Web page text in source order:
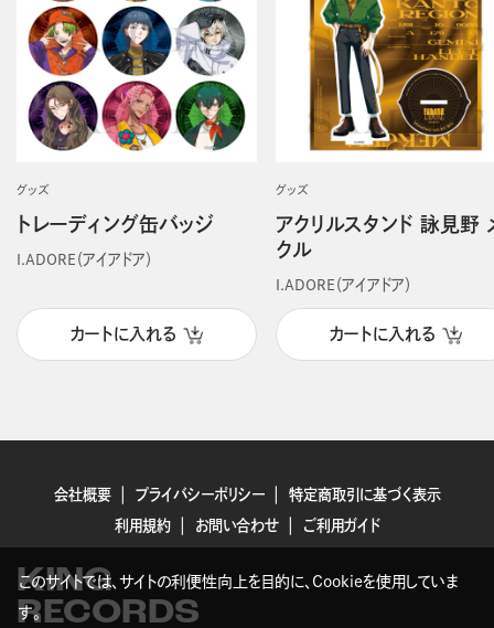
グッズ
トレーディング缶バッジ
I.ADORE（アイアドア）
カートに入れる
グッズ
アクリルスタンド 詠見野
クル
I.ADORE（アイアドア）
カートに入れる
会社概要 プライバシーポリシー
特定商取引に基づく表示
利用規約
お問い合わせ ご利用ガイド
KING
RECORDS
このサイトでは、サイトの利便性向上を目的に、Cookieを使用していま
す。